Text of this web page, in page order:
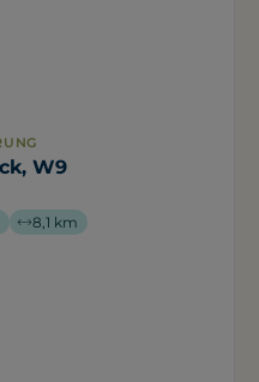
W9
8,1 km